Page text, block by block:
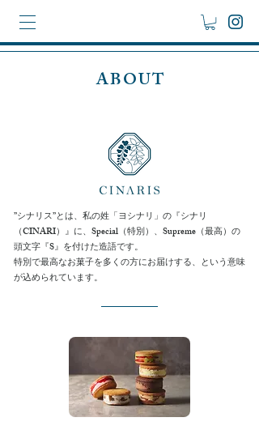
ABOUT
”シナリス”とは、私の姓「ヨシナリ」の『シナリ
（CINARI）』に、 Special（特別）、Supreme（最高）の
頭文字『S』を付けた造語です。
特別で最高なお菓子を多くの方にお届けする、という意味
が込められています。